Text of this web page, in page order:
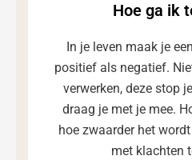
Hoe ga ik
In je leven maak je
positief als negatief.
verwerken, deze stop
draag je met je mee.
hoe zwaarder het
met klachten